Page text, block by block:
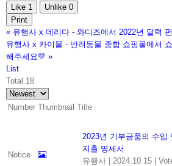
Like 1 Unlike 0
Print
« 유행사 x 데리다 - 와디즈에서 2022년 달력
유행사 x 카이몰 - 반려동물 종합 쇼핑몰에서
해주세요💛 »
List
Total 18
Number Thumbnail Title
Notice
2023년 기부금품의 수입
지출 명세서
유행사 | 2024.10.15 |